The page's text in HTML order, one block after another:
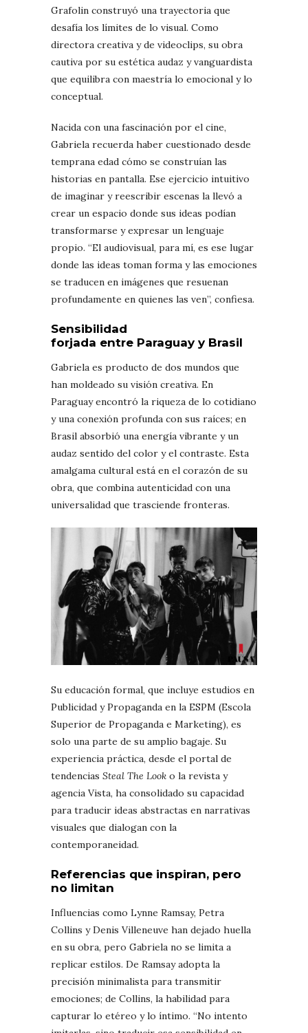
Grafolin construyó una trayectoria que
desafía los límites de lo visual. Como
directora creativa y de videoclips, su obra
cautiva por su estética audaz y vanguardista
que equilibra con maestría lo emocional y lo
conceptual.
Nacida con una fascinación por el cine,
Gabriela recuerda haber cuestionado desde
temprana edad cómo se construían las
historias en pantalla. Ese ejercicio intuitivo
de imaginar y reescribir escenas la llevó a
crear un espacio donde sus ideas podían
transformarse y expresar un lenguaje
propio. “El audiovisual, para mí, es ese lugar
donde las ideas toman forma y las emociones
se traducen en imágenes que resuenan
profundamente en quienes las ven”, confiesa.
Sensibilidad
forjada entre Paraguay y Brasil
Gabriela es producto de dos mundos que
han moldeado su visión creativa. En
Paraguay encontró la riqueza de lo cotidiano
y una conexión profunda con sus raíces; en
Brasil absorbió una energía vibrante y un
audaz sentido del color y el contraste. Esta
amalgama cultural está en el corazón de su
obra, que combina autenticidad con una
universalidad que trasciende fronteras.
Su educación formal, que incluye estudios en
Publicidad y Propaganda en la ESPM (Escola
Superior de Propaganda e Marketing), es
solo una parte de su amplio bagaje. Su
experiencia práctica, desde el portal de
tendencias Steal The Look o la revista y
agencia Vista, ha consolidado su capacidad
para traducir ideas abstractas en narrativas
visuales que dialogan con la
contemporaneidad.
Referencias que inspiran, pero
no limitan
Influencias como Lynne Ramsay, Petra
Collins y Denis Villeneuve han dejado huella
en su obra, pero Gabriela no se limita a
replicar estilos. De Ramsay adopta la
precisión minimalista para transmitir
emociones; de Collins, la habilidad para
capturar lo etéreo y lo íntimo. “No intento